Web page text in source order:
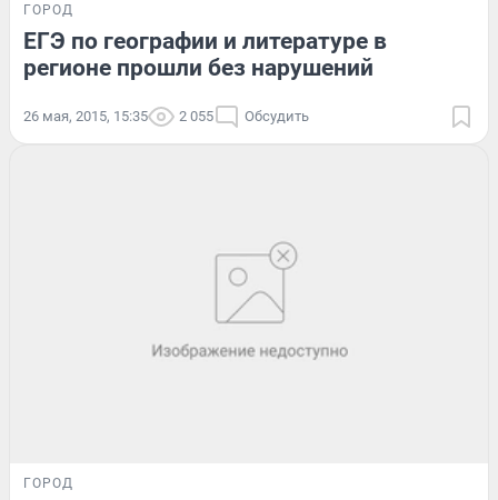
ГОРОД
ЕГЭ по географии и литературе в
регионе прошли без нарушений
26 мая, 2015, 15:35 2 055 Обсудить
ГОРОД